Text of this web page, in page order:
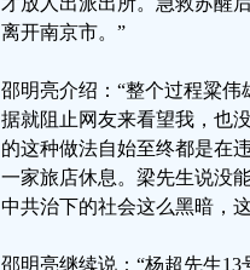
离开南京市。”
邵明亮介绍：“整个过程粱
据就阻止网友来看望我，也
的这种做法自始至终都是在
一家旅店休息。梁先生说没
中共治下的社会这么黑暗，
邵明亮继续说：“杨超先生